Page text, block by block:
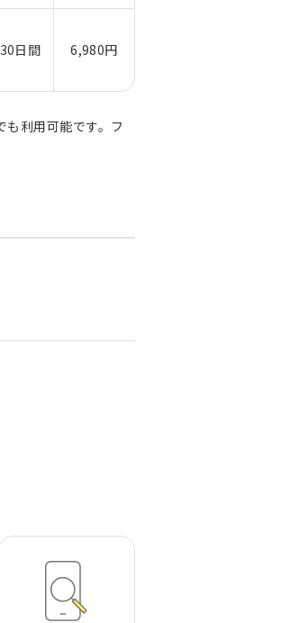
30日間 6,980円
利用可能です。フ